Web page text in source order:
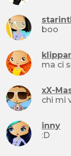
boo
xX-
chi mi
inny
:D